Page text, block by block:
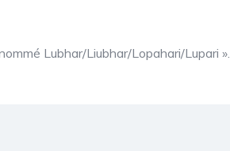
Lubhar/Liubhar/Lopahari/Lupari ».